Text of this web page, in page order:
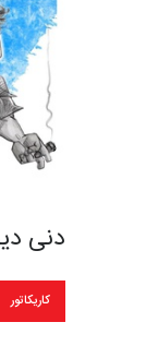
دنی
کاریکاتور